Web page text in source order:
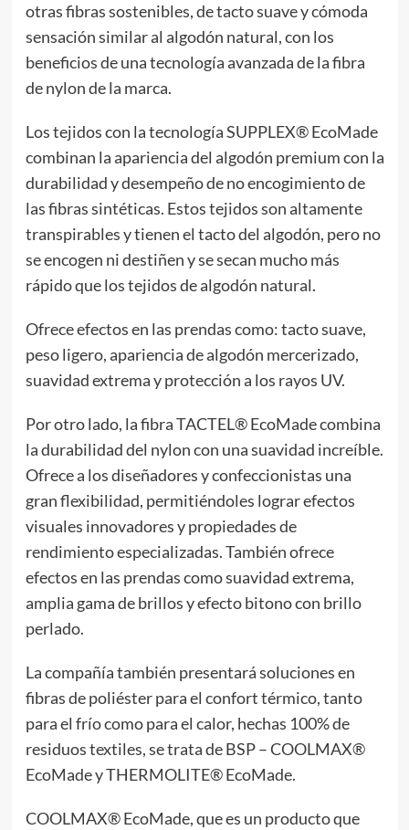
otras fibras sostenibles, de tacto suave y cómoda
sensación similar al algodón natural, con los
beneficios de una tecnología avanzada de la fibra
de nylon de la marca.
Los tejidos con la tecnología SUPPLEX® EcoMade
combinan la apariencia del algodón premium con la
durabilidad y desempeño de no encogimiento de
las fibras sintéticas. Estos tejidos son altamente
transpirables y tienen el tacto del algodón, pero no
se encogen ni destiñen y se secan mucho más
rápido que los tejidos de algodón natural.
Ofrece efectos en las prendas como: tacto suave,
peso ligero, apariencia de algodón mercerizado,
suavidad extrema y protección a los rayos UV.
Por otro lado, la fibra TACTEL® EcoMade combina
la durabilidad del nylon con una suavidad increíble.
Ofrece a los diseñadores y confeccionistas una
gran flexibilidad, permitiéndoles lograr efectos
visuales innovadores y propiedades de
rendimiento especializadas. También ofrece
efectos en las prendas como suavidad extrema,
amplia gama de brillos y efecto bitono con brillo
perlado.
La compañía también presentará soluciones en
fibras de poliéster para el confort térmico, tanto
para el frío como para el calor, hechas 100% de
residuos textiles, se trata de BSP – COOLMAX®
EcoMade y THERMOLITE® EcoMade.
COOLMAX® EcoMade, que es un producto que